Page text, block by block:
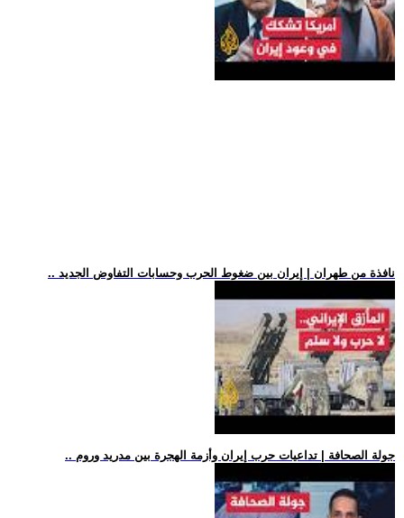
.. نافذة من طهران | إيران بين ضغوط الحرب وحسابات التفاوض الجديد
.. جولة الصحافة | تداعيات حرب إيران وأزمة الهجرة بين مدريد وروم